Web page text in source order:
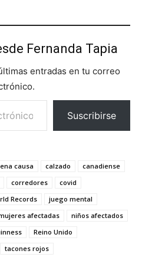
Fernanda Tapia
entradas en tu correo
Suscribirse
causa calzado
canadiense
corredores
covid
Records
juego mental
afectadas
niños afectados
Reino Unido
tacones rojos